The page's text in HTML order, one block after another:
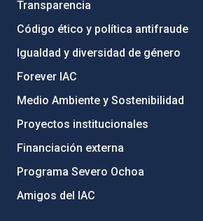
Transparencia
Código ético y política antifraude
Igualdad y diversidad de género
Forever IAC
Medio Ambiente y Sostenibilidad
Proyectos institucionales
Financiación externa
Programa Severo Ochoa
Amigos del IAC